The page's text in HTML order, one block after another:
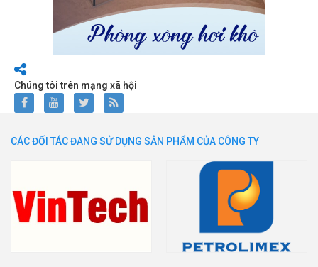
Chúng tôi trên mạng xã hội
CÁC ĐỐI TÁC ĐANG SỬ DỤNG SẢN PHẨM CỦA CÔNG TY